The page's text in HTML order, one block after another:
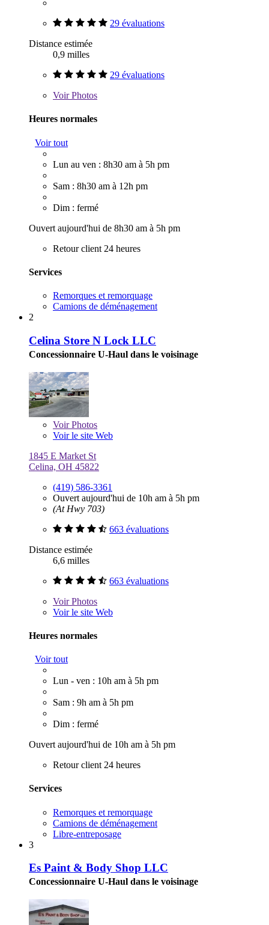
29 évaluations
Distance estimée
0,9 milles
29 évaluations
VoirPhotos
Heures normales
Voir tout
Lun au ven : 8h30 am à 5h pm
Sam : 8h30 am à 12h pm
Dim : fermé
Ouvert aujourd'hui de 8h30 am à 5h pm
Retour client 24 heures
Services
Remorques et remorquage
Camions de déménagement
2
Celina Store N Lock LLC
Concessionnaire U-Haul dans le voisinage
VoirPhotos
Voir le site Web
1845 E Market St
Celina, OH 45822
(419) 586-3361
Ouvert aujourd'hui de 10h am à 5h pm
(At Hwy 703)
663 évaluations
Distance estimée
6,6 milles
663 évaluations
VoirPhotos
Voir le site Web
Heures normales
Voir tout
Lun - ven : 10h am à 5h pm
Sam : 9h am à 5h pm
Dim : fermé
Ouvert aujourd'hui de 10h am à 5h pm
Retour client 24 heures
Services
Remorques et remorquage
Camions de déménagement
Libre-entreposage
3
Es Paint & Body Shop LLC
Concessionnaire U-Haul dans le voisinage